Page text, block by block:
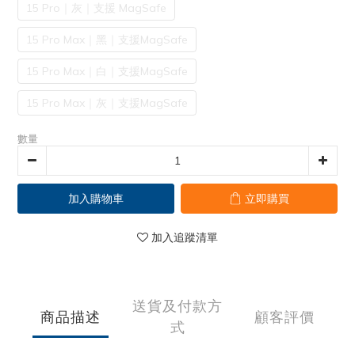
15 Pro｜灰｜支援 MagSafe
15 Pro Max｜黑｜支援MagSafe
15 Pro Max｜白｜支援MagSafe
15 Pro Max｜灰｜支援MagSafe
數量
加入購物車 立即購買
加入追蹤清單
商品描述
送貨及付款方
式
顧客評價